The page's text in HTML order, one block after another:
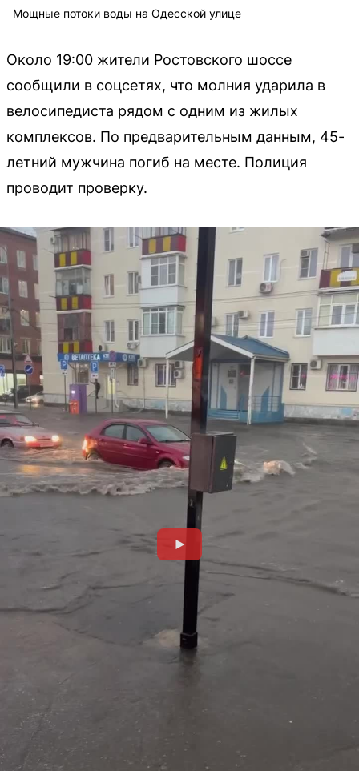
Мощные потоки воды на Одесской улице
Около 19:00 жители Ростовского шоссе
сообщили в соцсетях, что молния ударила в
велосипедиста рядом с одним из жилых
комплексов. По предварительным данным, 45-
летний мужчина погиб на месте. Полиция
проводит проверку.